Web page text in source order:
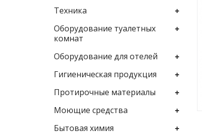
Техника
Оборудование туалетных
комнат
Оборудование для отелей
Гигиеническая продукция
Протирочные материалы
Моющие средства
Бытовая химия